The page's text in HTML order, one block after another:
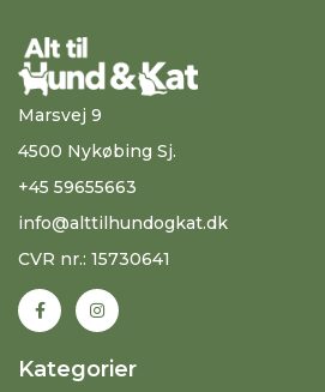
Marsvej 9
4500 Nykøbing Sj.
+45 59655663
info@alttilhundogkat.dk
CVR nr.: 15730641
Kategorier